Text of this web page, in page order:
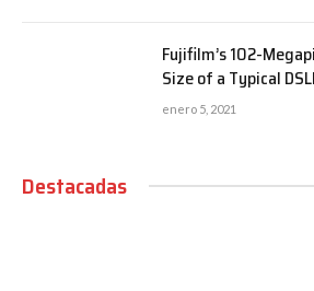
Fujifilm’s 102-
Size of a Typical
enero 5, 2021
Destacadas